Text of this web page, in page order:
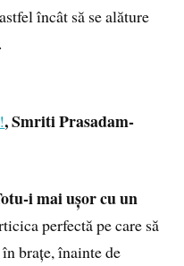
încât să se alăture
, Smriti Prasadam-
i mai ușor cu un
perfectă pe care să
brațe, înainte de